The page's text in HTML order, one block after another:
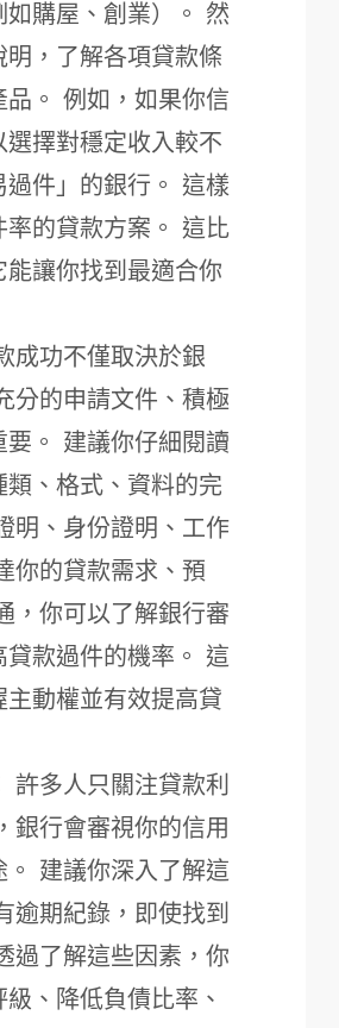
購屋、創業）。 然
，了解各項貸款條
。 例如，如果你信
擇對穩定收入較不
件」的銀行。 這樣
的貸款方案。 這比
讓你找到最適合你
成功不僅取決於銀
分的申請文件、積極
。 建議你仔細閱讀
、格式、資料的完
明、身份證明、工作
你的貸款需求、預
，你可以了解銀行審
款過件的機率。 這
動權並有效提高貸
許多人只關注貸款利
銀行會審視你的信用
建議你深入了解這
逾期紀錄，即使找到
過了解這些因素，你
、降低負債比率、